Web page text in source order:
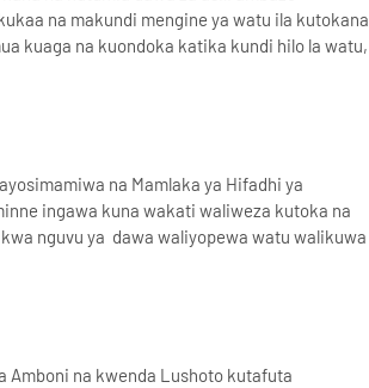
na makundi mengine ya watu ila kutokana
kuaga na kuondoka katika kundi hilo la watu,
na Mamlaka ya Hifadhi ya
ingawa kuna wakati waliweza kutoka na
nguvu ya dawa waliyopewa watu walikuwa
Amboni na kwenda Lushoto kutafuta